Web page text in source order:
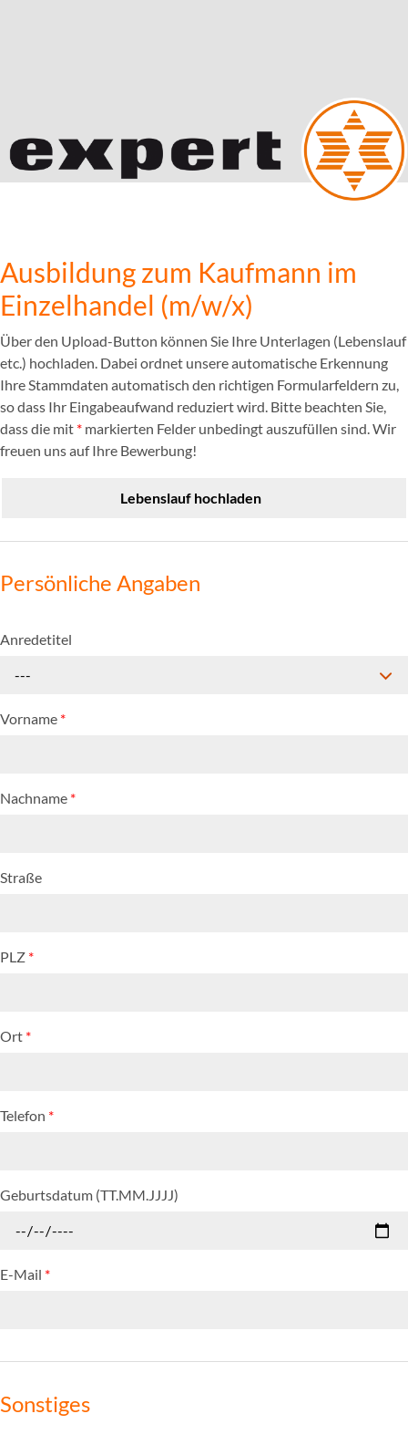
Ausbildung zum Kaufmann im
Einzelhandel (m/w/x)
Über den Upload-Button können Sie Ihre Unterlagen (Lebenslauf
etc.) hochladen. Dabei ordnet unsere automatische Erkennung
Ihre Stammdaten automatisch den richtigen Formularfeldern zu,
so dass Ihr Eingabeaufwand reduziert wird. Bitte beachten Sie,
dass die mit * markierten Felder unbedingt auszufüllen sind. Wir
freuen uns auf Ihre Bewerbung!
Lebenslauf hochladen
Persönliche Angaben
Anredetitel
---
Vorname *
Nachname *
Straße
PLZ *
Ort *
Telefon *
Geburtsdatum (TT.MM.JJJJ)
E-Mail *
Sonstiges